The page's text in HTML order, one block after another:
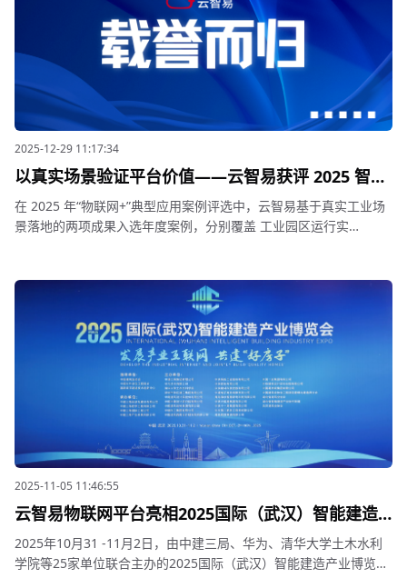
2025-12-29 11:17:34
以真实场景验证平台价值——云智易获评 2025 智能
制造与大模型应用双项案例
在 2025 年“物联网+”典型应用案例评选中，云智易基于真实工业场
景落地的两项成果入选年度案例，分别覆盖 工业园区运行实
2025-11-05 11:46:55
云智易物联网平台亮相2025国际（武汉）智能建造
产业博览会，共绘城市智慧运营新蓝图
2025年10月31 -11月2日，由中建三局、华为、清华大学土木水利
学院等25家单位联合主办的2025国际（武汉）智能建造产业博览会